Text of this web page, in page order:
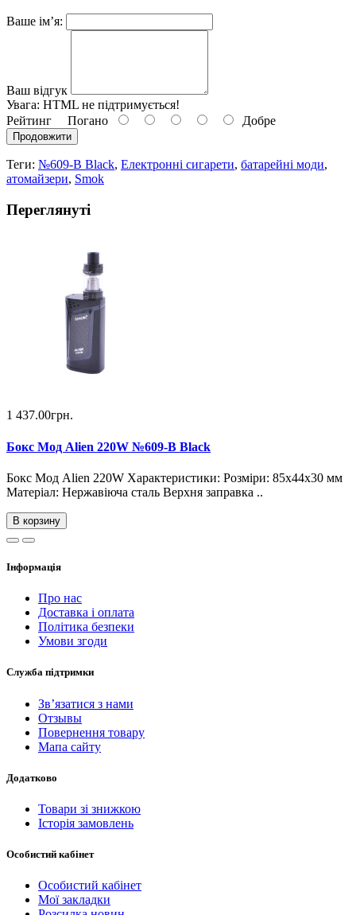
Ваше ім’я:
Ваш відгук
Увага: HTML не підтримується!
Рейтинг Погано Добре
Продовжити
Теги: №609-B Black, Електронні сигарети, батарейні моди,
атомайзери, Smok
Переглянуті
1 437.00грн.
Бокс Мод Alien 220W №609-B Black
Бокс Мод Alien 220W Характеристики: Розміри: 85х44х30 мм
Матеріал: Нержавіюча сталь Верхня заправка ..
В корзину
Інформація
Про нас
Доставка і оплата
Політика безпеки
Умови згоди
Служба підтримки
Зв’язатися з нами
Отзывы
Повернення товару
Мапа сайту
Додатково
Товари зі знижкою
Історія замовлень
Особистий кабінет
Особистий кабінет
Мої закладки